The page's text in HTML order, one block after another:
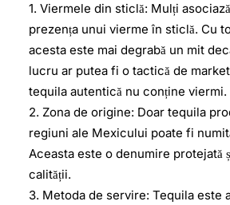
1. Viermele din sticlă: Mulți
prezența unui vierme în sticlă. Cu
acesta este mai degrabă un mit
lucru ar putea fi o tactică de
tequila autentică nu conține viermi.
2. Zona de origine: Doar tequila
regiuni ale Mexicului poate fi
Aceasta este o denumire protejată
calității.
3. Metoda de servire: Tequila este